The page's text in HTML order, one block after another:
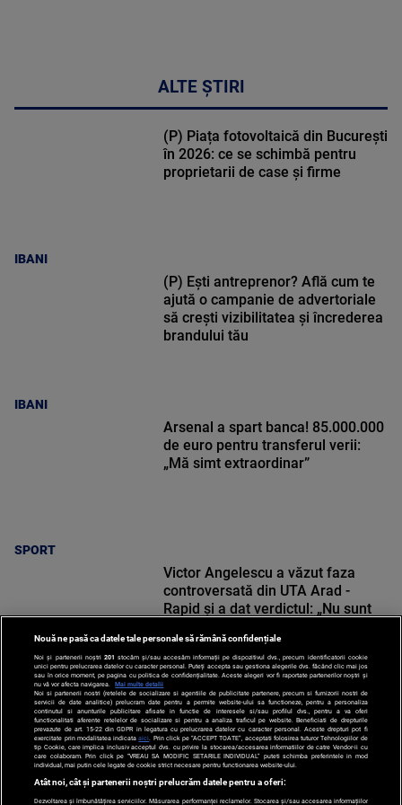
ALTE ȘTIRI
IBANI
(P) Piața fotovoltaică din București
în 2026: ce se schimbă pentru
proprietarii de case și firme
IBANI
(P) Ești antreprenor? Află cum te
ajută o campanie de advertoriale
să crești vizibilitatea și încrederea
brandului tău
SPORT
Arsenal a spart banca! 85.000.000
de euro pentru transferul verii:
„Mă simt extraordinar”
SPORT
Victor Angelescu a văzut faza
controversată din UTA Arad -
Rapid și a dat verdictul: „Nu sunt
Nouă ne pasă ca datele tale personale să rămână confidențiale
Noi și partenerii noștri 201 stocăm și/sau accesăm informații pe dispozitivul dvs., precum identificatorii cookie
unici pentru prelucrarea datelor cu caracter personal. Puteți accepta sau gestiona alegerile dvs. făcând clic mai jos
sau în orice moment, pe pagina cu politica de confidențialitate. Aceste alegeri vor fi raportate partenerilor noștri și
nu vă vor afecta navigarea.
Mai multe detalii
Noi si partenerii nostri (retelele de socializare si agentiile de publicitate partenere, precum si furnizorii nostri de
servicii de date analitice) prelucram date pentru a permite website-ului sa functioneze, pentru a personaliza
continutul si anunturile publicitare afisate in functie de interesele si/sau profilul dvs., pentru a va oferi
functionalitati aferente retelelor de socializare si pentru a analiza traficul pe website. Beneficiati de drepturile
prevazute de art. 15-22 din GDPR in legatura cu prelucrarea datelor cu caracter personal. Aceste drepturi pot fi
exercitate prin modalitatea indicataaici . Prin click pe “ACCEPT TOATE”, acceptati folosirea tuturor Tehnologiilor de
tip Cookie, care implica inclusiv acceptul dvs. cu privire la stocarea/accesarea informatiilor de catre Vendor-ii cu
care colaboram. Prin click pe “VREAU SA MODIFIC SETARILE INDIVIDUAL” puteti schimba preferintele in mod
individual, mai putin cele legate de cookie strict necesare pentru functionarea website-ului.
Atât noi, cât și partenerii noștri prelucrăm datele pentru a oferi:
Dezvoltarea și îmbunătățirea serviciilor. Măsurarea performanței reclamelor. Stocarea și/sau accesarea informațiilor